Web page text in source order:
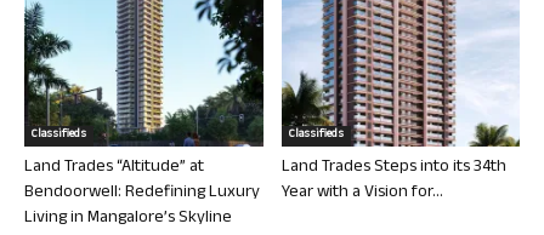
Classifieds
Land Trades “Altitude” at
Bendoorwell: Redefining Luxury
Living in Mangalore’s Skyline
Classifieds
Land Trades Steps into its 34th
Year with a Vision for...